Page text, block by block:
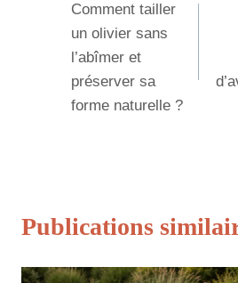
de
l’article
Comment tailler
un olivier sans
l’abîmer et
préserver sa
forme naturelle ?
Publications